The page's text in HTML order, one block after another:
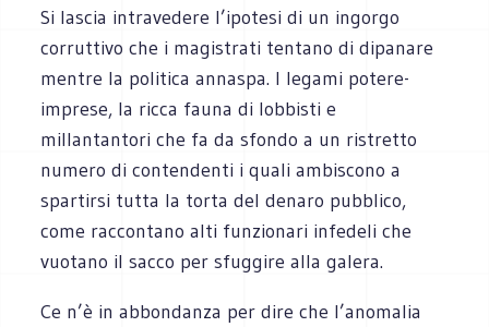
Si lascia intravedere l’ipotesi di un ingorgo
corruttivo che i magistrati tentano di dipanare
mentre la politica annaspa. I legami potere-
imprese, la ricca fauna di lobbisti e
millantantori che fa da sfondo a un ristretto
numero di contendenti i quali ambiscono a
spartirsi tutta la torta del denaro pubblico,
come raccontano alti funzionari infedeli che
vuotano il sacco per sfuggire alla galera.
Ce n’è in abbondanza per dire che l’anomalia